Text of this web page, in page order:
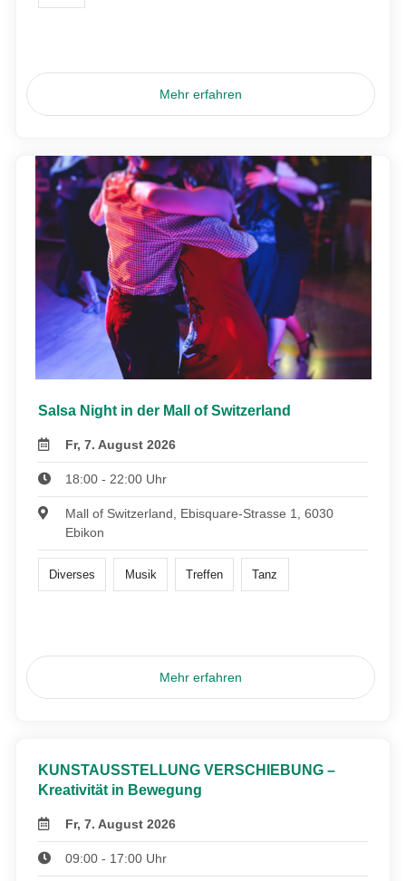
Mehr erfahren
Salsa Night in der Mall of Switzerland
Fr, 7. August 2026
18:00 - 22:00 Uhr
Mall of Switzerland, Ebisquare-Strasse 1, 6030
Ebikon
Diverses Musik Treffen Tanz
Mehr erfahren
KUNSTAUSSTELLUNG VERSCHIEBUNG –
Kreativität in Bewegung
Fr, 7. August 2026
09:00 - 17:00 Uhr